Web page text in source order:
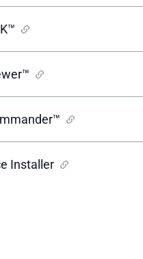
Installer